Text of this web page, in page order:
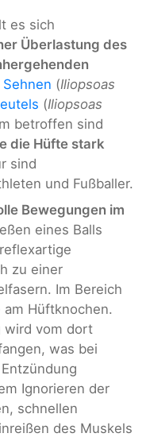
es sich
Überlastung des
Sehnen (Iliopsoas
(Iliopsoas
betroffen sind
die Hüfte stark
sind
und Fußballer.
Bewegungen im
eines Balls
zu einer
Im Bereich
Hüftknochen.
wird vom dort
was bei
Ignorieren der
schnellen
des Muskels